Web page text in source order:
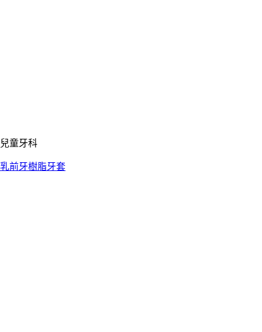
兒童牙科
乳前牙樹脂牙套